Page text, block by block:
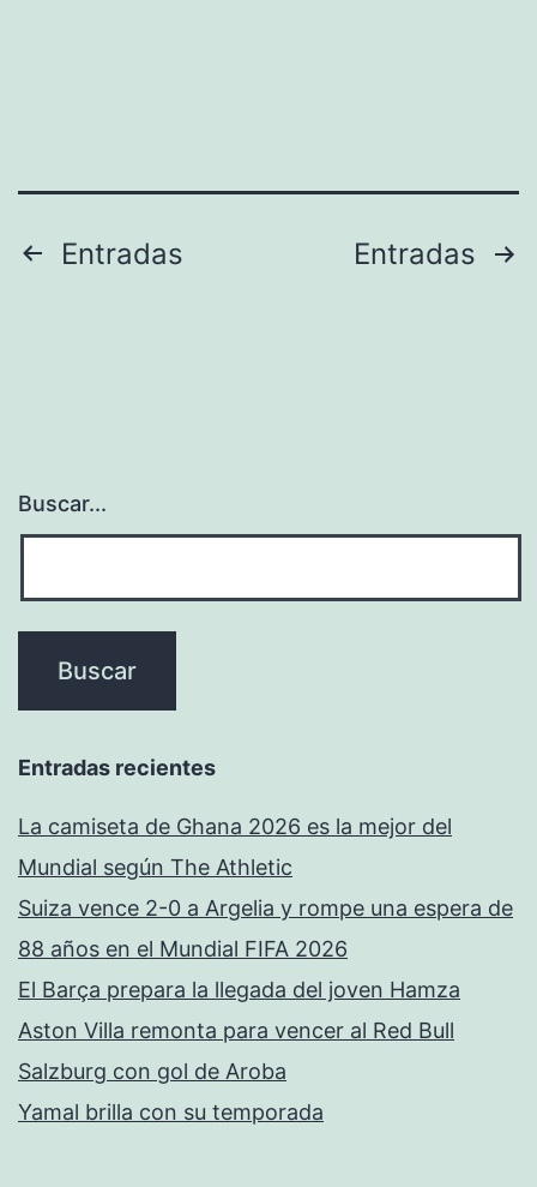
Paginación
Entradas Entradas
Buscar...
Entradas recientes
La camiseta de Ghana 2026 es la mejor del
Mundial según The Athletic
Suiza vence 2-0 a Argelia y rompe una espera de
88 años en el Mundial FIFA 2026
El Barça prepara la llegada del joven Hamza
Aston Villa remonta para vencer al Red Bull
Salzburg con gol de Aroba
Yamal brilla con su temporada